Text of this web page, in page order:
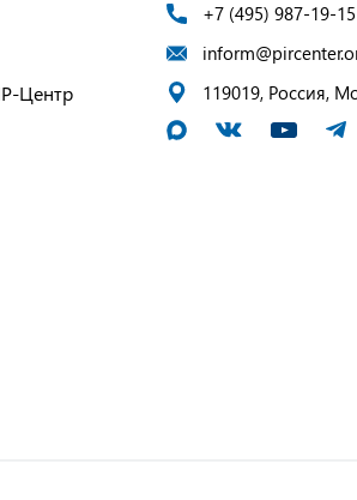
Центр
+7 (495) 987-19-15
119019, Россия,